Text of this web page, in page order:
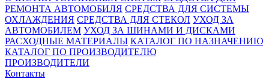
РЕМОНТА АВТОМОБИЛЯ СРЕДСТВА ДЛЯ СИСТЕМЫ
ОХЛАЖДЕНИЯ СРЕДСТВА ДЛЯ СТЕКОЛ УХОД ЗА
АВТОМОБИЛЕМ УХОД ЗА ШИНАМИ И ДИСКАМИ
РАСХОДНЫЕ МАТЕРИАЛЫ КАТАЛОГ ПО НАЗНАЧЕНИЮ
КАТАЛОГ ПО ПРОИЗВОДИТЕЛЮ
ПРОИЗВОДИТЕЛИ
Контакты